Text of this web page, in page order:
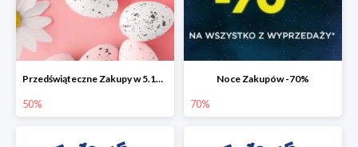
Przedświąteczne Zakupy w 5.10.15 do -50%
50%
Noce Zakupów -70%
70%